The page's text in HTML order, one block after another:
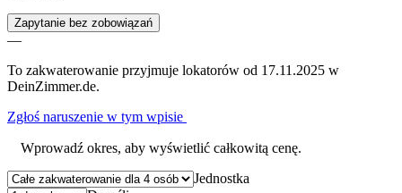
Zapytanie bez zobowiązań
—
To zakwaterowanie przyjmuje lokatorów od 17.11.2025 w
DeinZimmer.de.
Zgłoś naruszenie w tym wpisie
Wprowadź okres, aby wyświetlić całkowitą cenę.
Jednostka